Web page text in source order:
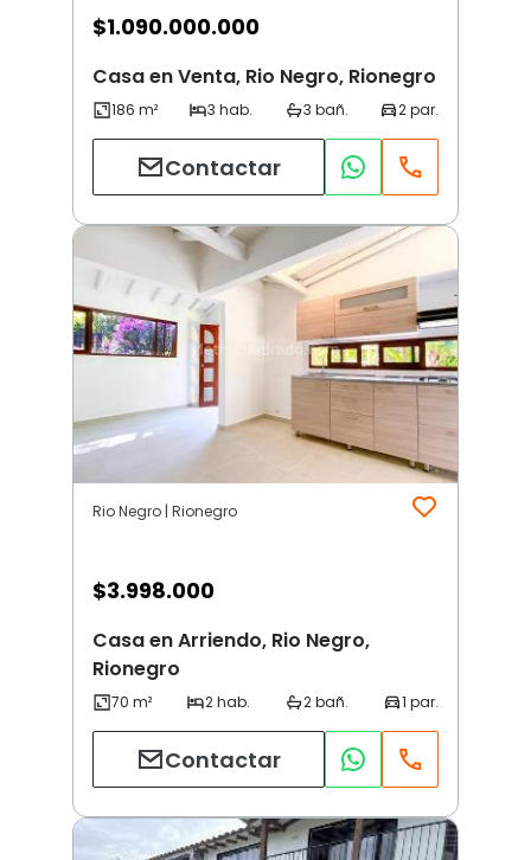
$1.090.000.000
Casa en Venta, Rio Negro, Rionegro
Contactar
Rio Negro | Rionegro
$3.998.000
Casa en Arriendo, Rio Negro,
Rionegro
Contactar